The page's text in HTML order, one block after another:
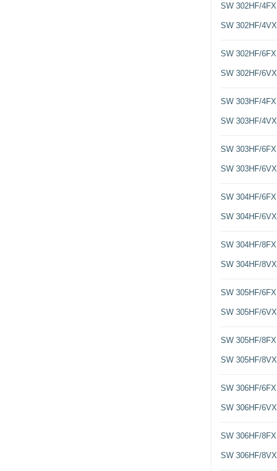
SW 302HF/4FX
SW 302HF/4VX
SW 302HF/6FX
SW 302HF/6VX
SW 303HF/4FX
SW 303HF/4VX
SW 303HF/6FX
SW 303HF/6VX
SW 304HF/6FX
SW 304HF/6VX
SW 304HF/8FX
SW 304HF/8VX
SW 305HF/6FX
SW 305HF/6VX
SW 305HF/8FX
SW 305HF/8VX
SW 306HF/6FX
SW 306HF/6VX
SW 306HF/8FX
SW 306HF/8VX